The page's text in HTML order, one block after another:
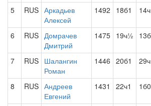
5 RUS Аркадьев
Алексей
1492 18б1
6 RUS Домрачев
Дмитрий
1475 19ч½
7 RUS Шалангин
Роман
1446 20б1
8 RUS Андреев
Евгений
1431 22ч1 1б0